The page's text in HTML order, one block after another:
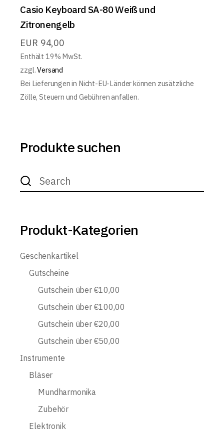
Casio Keyboard SA-80 Weiß und
Zitronengelb
EUR 94,00
Enthält 19% MwSt.
zzgl.Versand
Bei Lieferungen in Nicht-EU-Länder können zusätzliche
Zölle, Steuern und Gebühren anfallen.
Produkte suchen
Search
for:
Produkt-Kategorien
Geschenkartikel
Gutscheine
Gutschein über €10,00
Gutschein über €100,00
Gutschein über €20,00
Gutschein über €50,00
Instrumente
Bläser
Mundharmonika
Zubehör
Elektronik